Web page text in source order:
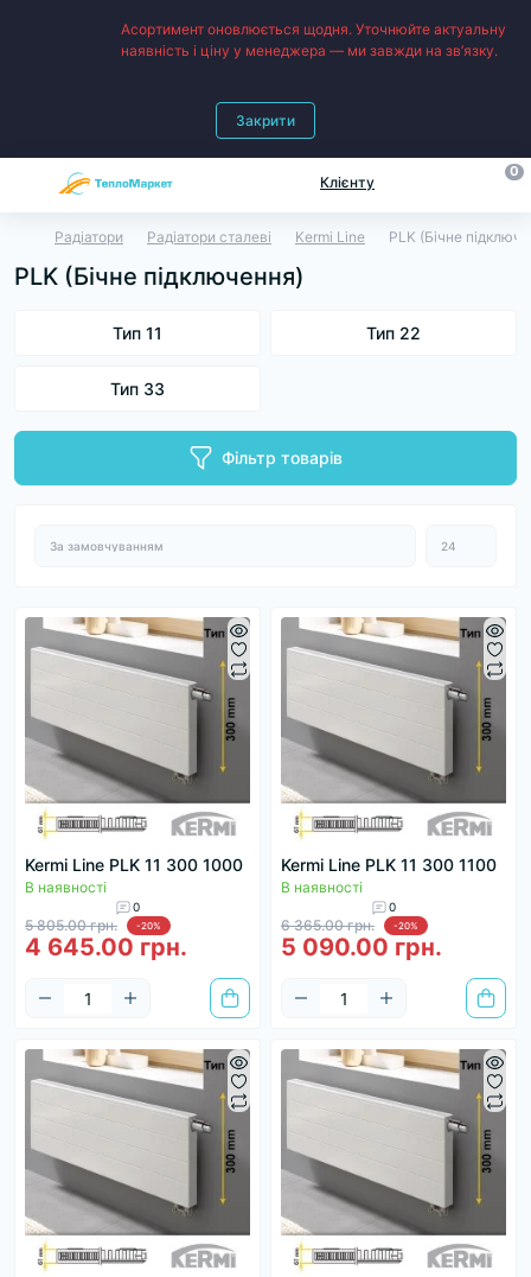
Асортимент оновлюється щодня. Уточнюйте актуальну
наявність і ціну у менеджера — ми завжди на зв’язку.
Закрити
Клієнту
0
Радіатори Радіатори сталеві Kermi Line PLK (Бічне
PLK (Бічне підключення)
Тип 11 Тип 22
Тип 33
Фільтр товарів
Kermi Line PLK 11 300 1000
В наявності
0
5 805.00 грн. -20%
4 645.00 грн.
Kermi Line PLK 11 300 1100
В наявності
0
6 365.00 грн. -20%
5 090.00 грн.